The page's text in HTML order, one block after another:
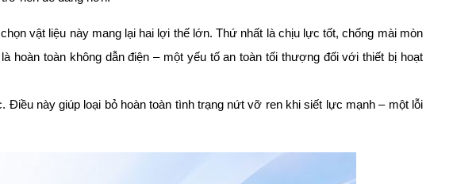
vật liệu này mang lại hai lợi thế lớn. Thứ nhất là chịu lực tốt, chống mài mòn
hoàn toàn không dẫn điện – một yếu tố an toàn tối thượng đối với thiết bị hoạt
Điều này giúp loại bỏ hoàn toàn tình trạng nứt vỡ ren khi siết lực mạnh – một lỗi